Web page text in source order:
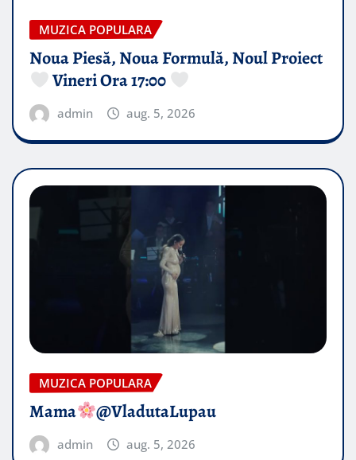
MUZICA POPULARA
Noua Piesă, Noua Formulă, Noul Proiect
Vineri Ora 17:00
admin aug. 5, 2026
MUZICA POPULARA
Mama @VladutaLupau
admin aug. 5, 2026